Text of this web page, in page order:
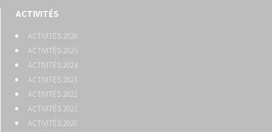
ACTIVITÉS
ACTIVITÉS 2026
ACTIVITÉS 2025
ACTIVITÉS 2024
ACTIVITÉS 2023
ACTIVITÉS 2022
ACTIVITÉS 2021
ACTIVITÉS 2020